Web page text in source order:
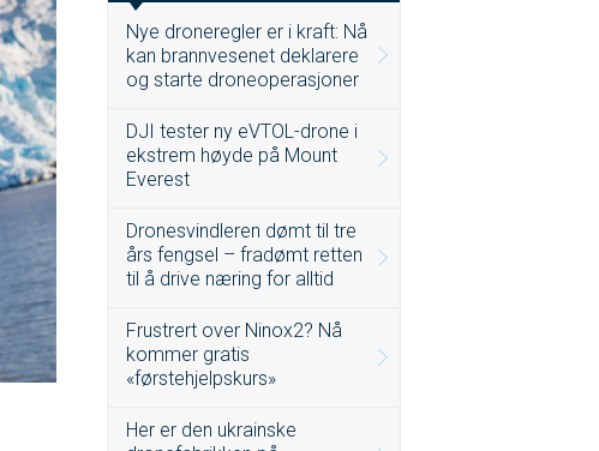
Nye droneregler er i kraft: Nå
kan brannvesenet deklarere
og starte droneoperasjoner
DJI tester ny eVTOL-drone i
ekstrem høyde på Mount
Everest
Dronesvindleren dømt til tre
års fengsel – fradømt retten
til å drive næring for alltid
Frustrert over Ninox2? Nå
kommer gratis
«førstehjelpskurs»
Her er den ukrainske